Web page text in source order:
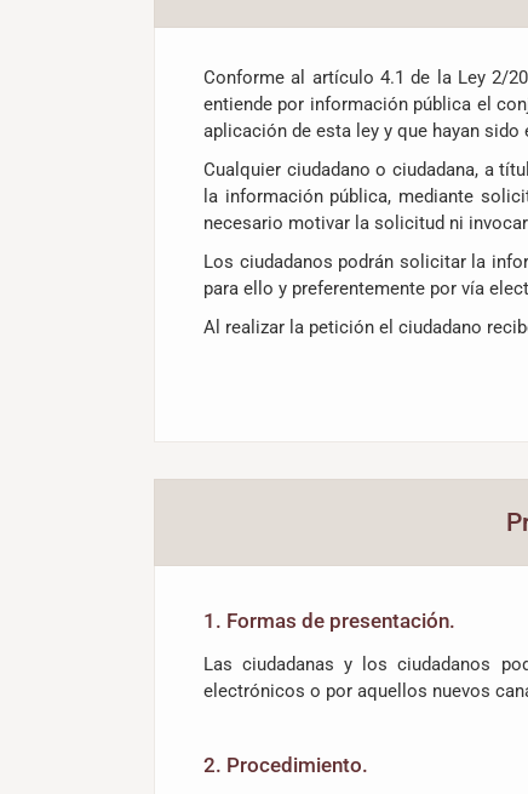
Conforme al artículo 4.1 de la Ley 2/
entiende por información pública el
aplicación de esta ley y que hayan
Cualquier ciudadano o ciudadana, a
la información pública, mediante
necesario motivar la solicitud ni
Los ciudadanos podrán solicitar la
para ello y preferentemente por vía
Al realizar la petición el ciudadano
1. Formas de presentación.
Las ciudadanas y los ciudadanos
electrónicos o por aquellos nuevos
2. Procedimiento.